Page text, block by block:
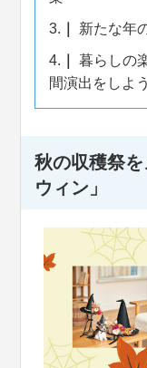
3. 新たな年
4.
暮らしの
間演出をしよう
秋の収穫祭
ウィン」